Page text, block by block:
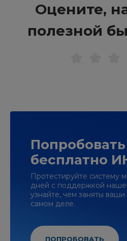
Оцените,
полезной
Попробовать
бесплатно
Протестируйте систему
дней с поддержкой
узнайте, чем заняты
самом деле.
ПОПРОБОВАТЬ